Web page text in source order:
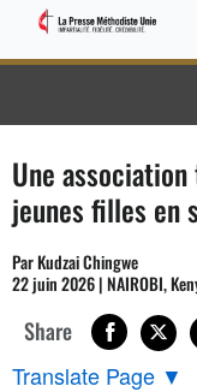
Une
jeunes filles en
Par Kudzai Chingwe
22 juin 2026 | NAIROBI,
Share
Translate Page ▼